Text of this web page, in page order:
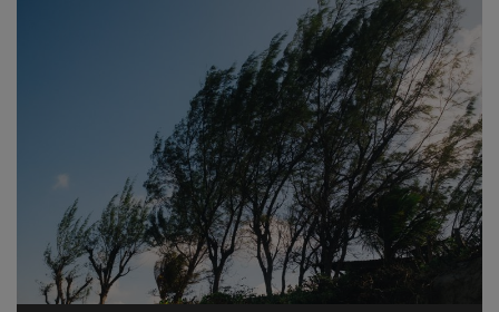
DANCEFLOOR CHART
RADIO ACADEMY
NEWS